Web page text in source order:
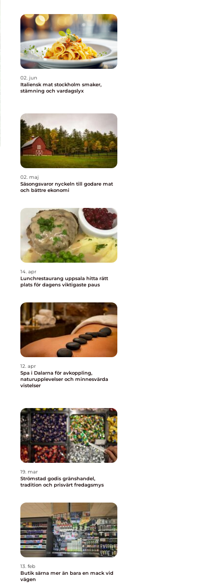
02. jun
Italiensk mat stockholm smaker,
stämning och vardagslyx
02. maj
Säsongsvaror nyckeln till godare mat
och bättre ekonomi
14. apr
Lunchrestaurang uppsala hitta rätt
plats för dagens viktigaste paus
12. apr
Spa i Dalarna för avkoppling,
naturupplevelser och minnesvärda
vistelser
19. mar
Strömstad godis gränshandel,
tradition och prisvärt fredagsmys
13. feb
Butik särna mer än bara en mack vid
vägen